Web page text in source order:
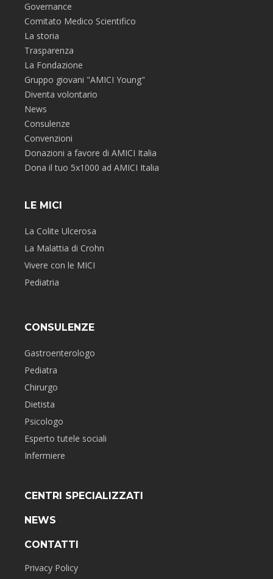
Governance
Comitato Medico Scientifico
La storia
Trasparenza
La Fondazione
Gruppo giovani "AMICI Young"
Diventa volontario
News
Consulenze
Convenzioni
Donazioni a favore di AMICI Italia
Dona il tuo 5x1000 ad AMICI Italia
LE MICI
La Colite Ulcerosa
La Malattia di Crohn
Vivere con le MICI
Pediatria
CONSULENZE
Gastroenterologo
Pediatra
Chirurgo
Dietista
Psicologo
Esperto tutele sociali
Infermiere
CENTRI SPECIALIZZATI
NEWS
CONTATTI
Privacy Policy